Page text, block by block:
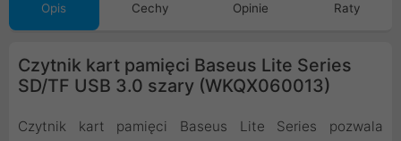
Opis Cechy Opinie Raty
Czytnik kart pamięci Baseus Lite Series
SD/TF USB 3.0 szary (WKQX060013)
Czytnik kart pamięci Baseus Lite Series pozwala